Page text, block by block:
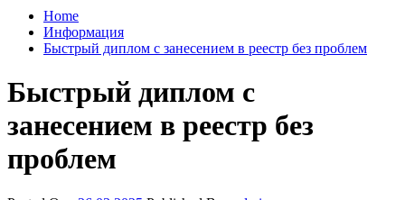
Home
Информация
Быстрый диплом с занесением в реестр без проблем
Быстрый диплом с
занесением в реестр без
проблем